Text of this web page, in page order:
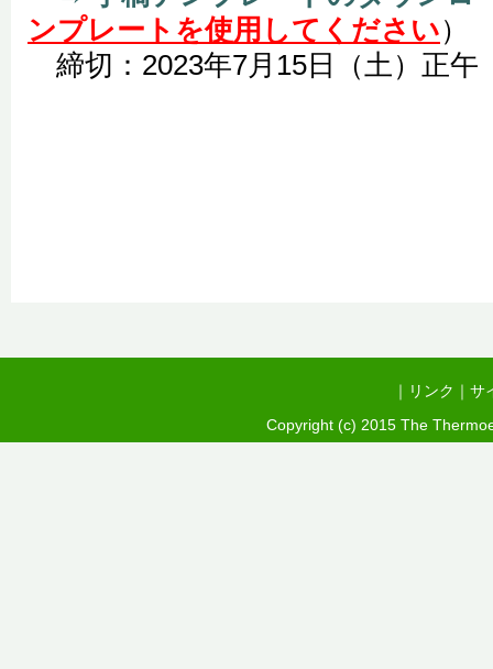
ンプレートを使用してください）
締切：2023年7月15日（土）正午
｜ リンク ｜ サ
Copyright (c) 2015 The